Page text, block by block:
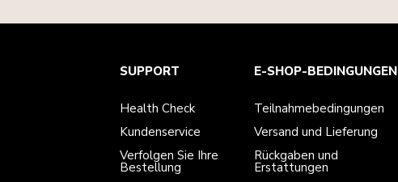
Health Check
Kundenservice
Kontaktieren Sie uns.
Teilnahmebedingungen
Versand und Lieferung
Erklärung zur Barrierefreiheit
Die Marke
Unsere Geschichte
Händlersuche
SUPPORT
Health Check
Kundenservice
Verfolgen Sie Ihre
Bestellung
E-SHOP-BEDINGUNGEN
Teilnahmebedingungen
Versand und Lieferung
Rückgaben und
Erstattungen